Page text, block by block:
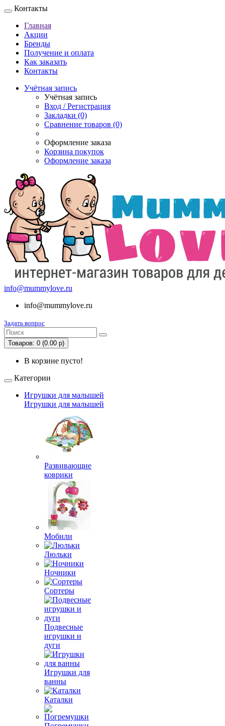
Контакты
Главная
Акции
Бренды
Получение и оплата
Как заказать
Контакты
Учётная запись
Учётная запись
Вход / Регистрация
Закладки (0)
Сравнение товаров (0)
Оформление заказа
Корзина покупок
Оформление заказа
info@mummylove.ru
info@mummylove.ru
Задать вопрос
Товаров: 0 (0.00 р)
В корзине пусто!
Категории
Игрушки для малышей
Игрушки для малышей
Развивающие
коврики
Мобили
Люльки
Ночники
Сортеры
Подвесные
игрушки и
дуги
Игрушки для
ванны
Каталки